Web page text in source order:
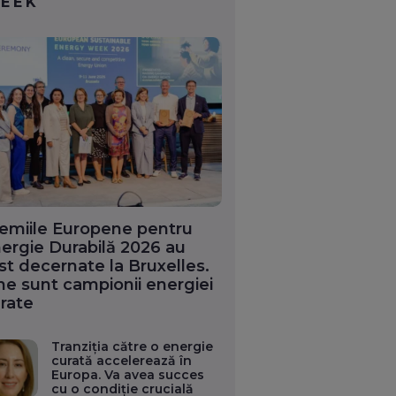
Europene pentru
Durabilă 2026 au
decernate la Bruxelles.
sunt campionii energiei
Tranziția către o energie
curată accelerează în
Europa. Va avea succes
cu o condiție crucială